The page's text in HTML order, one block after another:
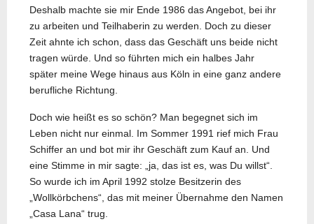
Deshalb machte sie mir Ende 1986 das Angebot, bei ihr
zu arbeiten und Teilhaberin zu werden. Doch zu dieser
Zeit ahnte ich schon, dass das Geschäft uns beide nicht
tragen würde. Und so führten mich ein halbes Jahr
später meine Wege hinaus aus Köln in eine ganz andere
berufliche Richtung.
Doch wie heißt es so schön? Man begegnet sich im
Leben nicht nur einmal. Im Sommer 1991 rief mich Frau
Schiffer an und bot mir ihr Geschäft zum Kauf an. Und
eine Stimme in mir sagte: „ja, das ist es, was Du willst“.
So wurde ich im April 1992 stolze Besitzerin des
„Wollkörbchens“, das mit meiner Übernahme den Namen
„Casa Lana“ trug.